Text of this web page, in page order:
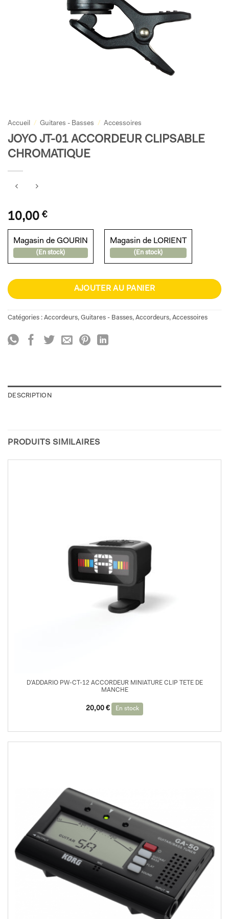
Accueil / Guitares - Basses / Accessoires
JOYO JT-01 ACCORDEUR CLIPSABLE
CHROMATIQUE
10,00 €
Magasin de GOURIN
(En stock)
Magasin de LORIENT
(En stock)
AJOUTER AU PANIER
Catégories : Accordeurs, Guitares - Basses, Accordeurs, Accessoires
DESCRIPTION
PRODUITS SIMILAIRES
D’ADDARIO PW-CT-12 ACCORDEUR MINIATURE CLIP TETE DE
MANCHE
20,00 € En stock